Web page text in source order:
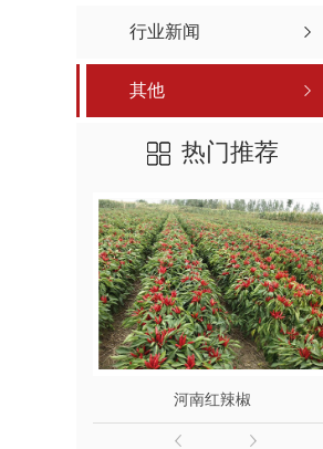
行业新闻
其他
热门推荐
河南红辣椒